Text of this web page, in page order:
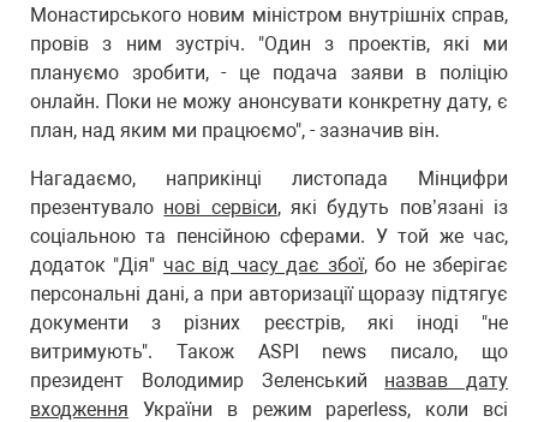
Монастирського новим міністром внутрішніх справ,
провів з ним зустріч. "Один з проектів, які ми
плануємо зробити, - це подача заяви в поліцію
онлайн. Поки не можу анонсувати конкретну дату, є
план, над яким ми працюємо", - зазначив він.
Нагадаємо, наприкінці листопада Мінцифри
презентувало нові сервіси, які будуть пов’язані із
соціальною та пенсійною сферами. У той же час,
додаток "Дія" час від часу дає збої, бо не зберігає
персональні дані, а при авторизації щоразу підтягує
документи з різних реєстрів, які іноді "не
витримують". Також ASPI news писало, що
президент Володимир Зеленський назвав дату
входження України в режим paperless, коли всі